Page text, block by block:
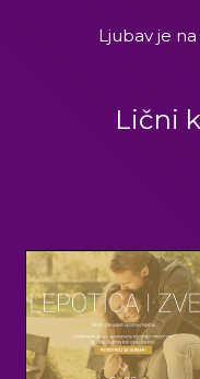
Ljubav je
Lični